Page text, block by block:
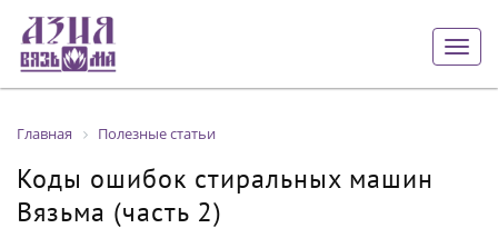
Главная Полезные статьи
Коды ошибок стиральных машин
Вязьма (часть 2)